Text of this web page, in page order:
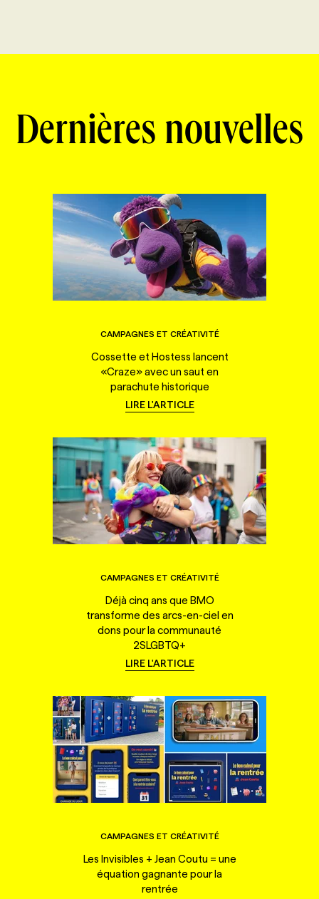
Dernières nouvelles
CAMPAGNES ET CRÉATIVITÉ
Cossette et Hostess lancent
«Craze» avec un saut en
parachute historique
LIRE L'ARTICLE
CAMPAGNES ET CRÉATIVITÉ
Déjà cinq ans que BMO
transforme des arcs-en-ciel en
dons pour la communauté
2SLGBTQ+
LIRE L'ARTICLE
CAMPAGNES ET CRÉATIVITÉ
Les Invisibles + Jean Coutu = une
équation gagnante pour la
rentrée